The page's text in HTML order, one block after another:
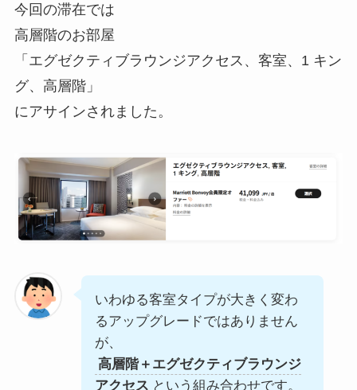
今回の滞在では
高層階のお部屋
「エグゼクティブラウンジアクセス、客室、1 キン
グ、高層階」
にアサインされました。
いわゆる客室タイプが大きく変わ
るアップグレードではありません
が、
高層階＋エグゼクティブラウンジ
アクセス という組み合わせです。